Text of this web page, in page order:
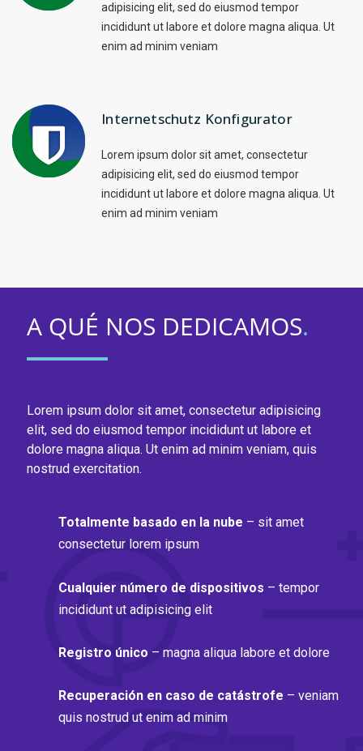
adipisicing elit, sed do eiusmod tempor
incididunt ut labore et dolore magna aliqua. Ut
enim ad minim veniam
Internetschutz Konfigurator
Lorem ipsum dolor sit amet, consectetur
adipisicing elit, sed do eiusmod tempor
incididunt ut labore et dolore magna aliqua. Ut
enim ad minim veniam
A QUÉ NOS DEDICAMOS.
Lorem ipsum dolor sit amet, consectetur adipisicing
elit, sed do eiusmod tempor incididunt ut labore et
dolore magna aliqua. Ut enim ad minim veniam, quis
nostrud exercitation.
Totalmente basado en la nube – sit amet
consectetur lorem ipsum
Cualquier número de dispositivos – tempor
incididunt ut adipisicing elit
Registro único – magna aliqua labore et dolore
Recuperación en caso de catástrofe – veniam
quis nostrud ut enim ad minim